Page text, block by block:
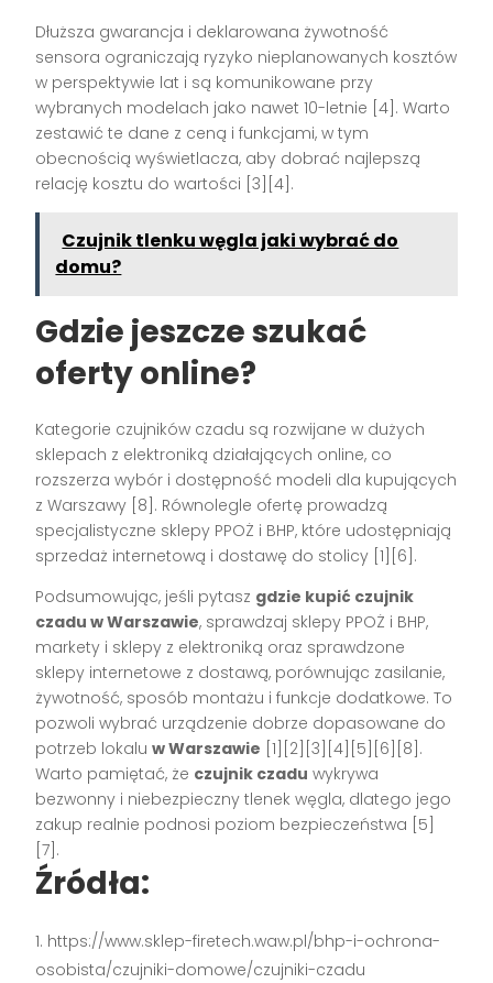
Dłuższa gwarancja i deklarowana żywotność
sensora ograniczają ryzyko nieplanowanych kosztów
w perspektywie lat i są komunikowane przy
wybranych modelach jako nawet 10-letnie [4]. Warto
zestawić te dane z ceną i funkcjami, w tym
obecnością wyświetlacza, aby dobrać najlepszą
relację kosztu do wartości [3][4].
Czujnik tlenku węgla jaki wybrać do
domu?
Gdzie jeszcze szukać
oferty online?
Kategorie czujników czadu są rozwijane w dużych
sklepach z elektroniką działających online, co
rozszerza wybór i dostępność modeli dla kupujących
z Warszawy [8]. Równolegle ofertę prowadzą
specjalistyczne sklepy PPOŻ i BHP, które udostępniają
sprzedaż internetową i dostawę do stolicy [1][6].
Podsumowując, jeśli pytasz gdzie kupić czujnik
czadu w Warszawie, sprawdzaj sklepy PPOŻ i BHP,
markety i sklepy z elektroniką oraz sprawdzone
sklepy internetowe z dostawą, porównując zasilanie,
żywotność, sposób montażu i funkcje dodatkowe. To
pozwoli wybrać urządzenie dobrze dopasowane do
potrzeb lokaluw Warszawie [1][2][3][4][5][6][8].
Warto pamiętać, że czujnik czadu wykrywa
bezwonny i niebezpieczny tlenek węgla, dlatego jego
zakup realnie podnosi poziom bezpieczeństwa [5]
[7].
Źródła:
https://www.sklep-firetech.waw.pl/bhp-i-ochrona-
osobista/czujniki-domowe/czujniki-czadu